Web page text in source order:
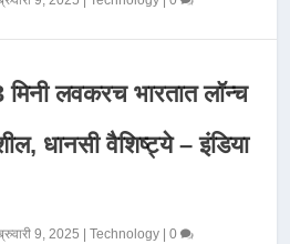
लवकरच भारतात लॉन्च
धानसी वैशिष्ट्ये – इंडिया
9, 2025 |Technology |0